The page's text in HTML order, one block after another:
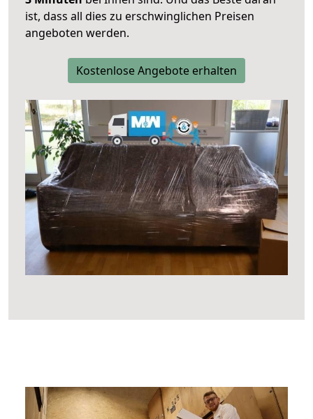
ist, dass all dies zu erschwinglichen Preisen
angeboten werden.
Kostenlose Angebote erhalten